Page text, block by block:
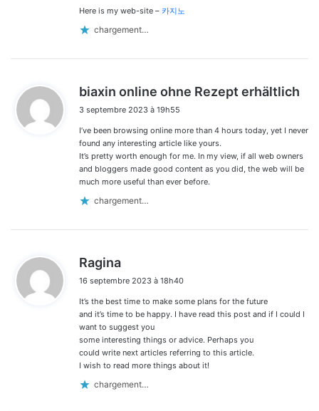
Here is my web-site – 카지노
chargement…
biaxin online ohne Rezept erhältlich
3 septembre 2023 à 19h55
I’ve been browsing online more than 4 hours today, yet I never
found any interesting article like yours.
It’s pretty worth enough for me. In my view, if all web owners
and bloggers made good content as you did, the web will be
much more useful than ever before.
chargement…
Ragina
t
:
16 septembre 2023 à 18h40
It’s the best time to make some plans for the future
and it’s time to be happy. I have read this post and if I could I
want to suggest you
some interesting things or advice. Perhaps you
could write next articles referring to this article.
I wish to read more things about it!
chargement…